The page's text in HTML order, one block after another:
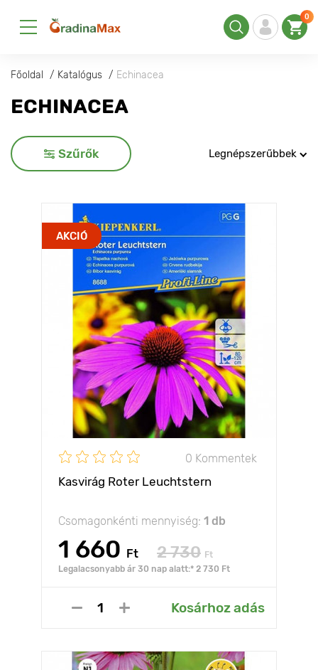
0
Főoldal Katalógus Echinacea
ECHINACEA
Szűrők Legnépszerűbbek
AKCIÓ
0 Kommentek
Kasvirág Roter Leuchtstern
Csomagonkénti mennyiség: 1 db
1 660 Ft 2 730 Ft
Legalacsonyabb ár 30 nap alatt:* 2 730 Ft
Kosárhoz adás